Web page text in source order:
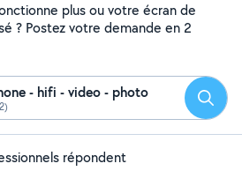
plus ou votre écran de
? Postez votre demande en 2
- hifi - video - photo
répondent